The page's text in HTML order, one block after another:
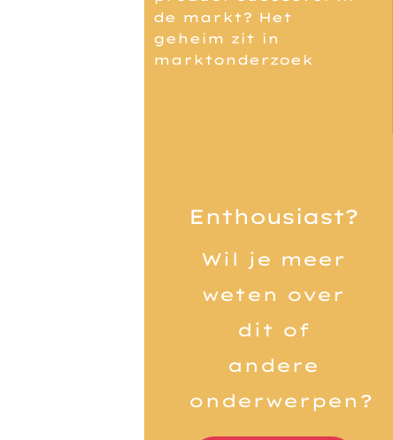
de markt? Het
geheim zit in
marktonderzoek
Enthousiast?
Wil je meer
weten over
dit of
andere
onderwerpen?